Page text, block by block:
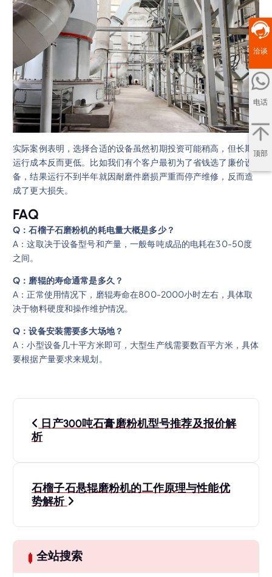
实际案例表明，选择合适的设备虽然初期投资可能稍高，但长期
运行成本反而更低。比如我们有个客户最初为了省钱选了廉价设
备，结果运行不到半年就因耐磨件磨损严重而停产维修，反而造
成了更大损失。
FAQ
Q：石榴子石磨粉机的耗电量大概是多少？
A：这取决于设备型号和产量，一般每吨成品的电耗在30-50度
之间。
Q：磨辊的寿命通常是多久？
A：正常使用情况下，磨辊寿命在800-2000小时左右，具体取
决于物料硬度和操作维护情况。
Q：设备安装需要多大场地？
A：小型设备几十平方米即可，大型生产线需要数百平方米，具体
要根据产量要求来规划。
文
章
航
日产300吨石膏磨粉机型号推荐及报价解
析
石榴子石悬辊磨粉机的工作原理与性能优
势解析
全站搜索
洽谈
电话
顶部